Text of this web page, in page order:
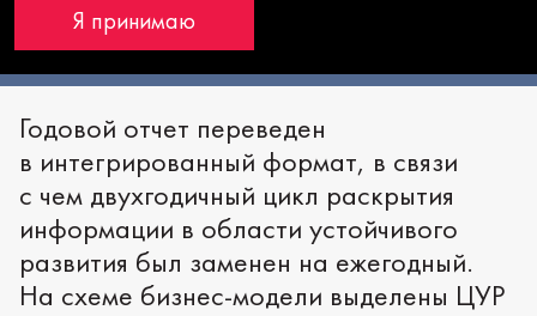
Годовой отчет переведен
в интегрированный формат, в связи
с чем двухгодичный цикл раскрытия
информации в области устойчивого
развития был заменен на ежегодный.
На схеме бизнес-модели выделены ЦУР
Я принимаю